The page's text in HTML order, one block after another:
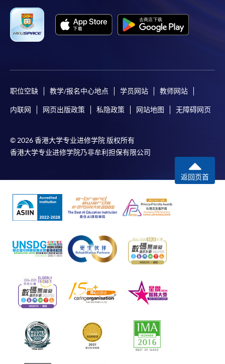
职位空缺 教学/报名中心地点 学员网站 教师网站
内联网 网页出版政策 私隐政策 网站地图 无障碍网页
© 2026 香港大学专业进修学院 版权所有
香港大学专业进修学院乃非牟利担保有限公司
返回页首